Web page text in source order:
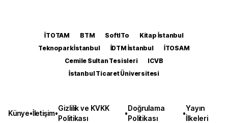
İTOTAM BTM SoftITo
Kitap İstanbul
Teknopark İstanbul
İDTM İstanbul
İTOSAM
Cemile Sultan Tesisleri
ICVB
İstanbul Ticaret Üniversitesi
Künye•İletişim•
Gizlilik ve KVKK
Politikası
•
Doğrulama
Politikası
•
Yayın
İlkeleri